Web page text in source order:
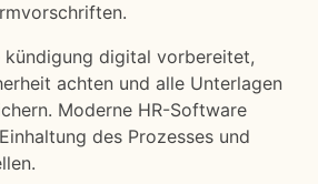
digital vorbereitet,
achten und alle Unterlagen
Moderne HR-Software
des Prozesses und